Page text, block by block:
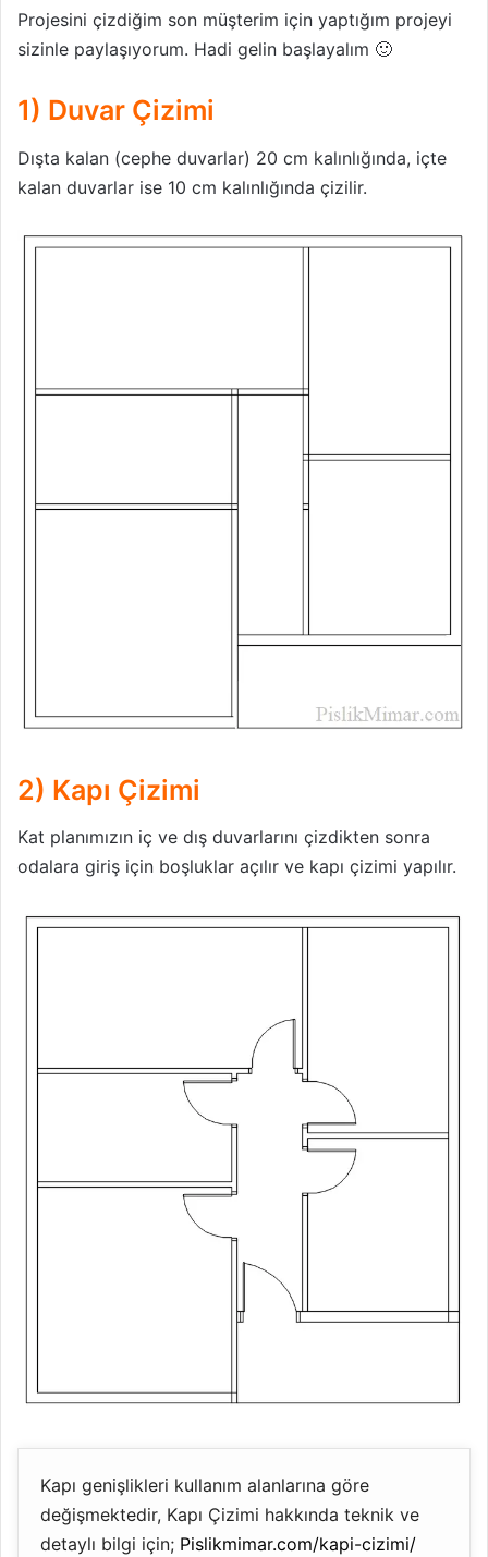
Projesini çizdiğim son müşterim için yaptığım projeyi
sizinle paylaşıyorum. Hadi gelin başlayalım 🙂
1) Duvar Çizimi
Dışta kalan (cephe duvarlar) 20 cm kalınlığında, içte
kalan duvarlar ise 10 cm kalınlığında çizilir.
2) Kapı Çizimi
Kat planımızın iç ve dış duvarlarını çizdikten sonra
odalara giriş için boşluklar açılır ve kapı çizimi yapılır.
Kapı genişlikleri kullanım alanlarına göre
değişmektedir, Kapı Çizimi hakkında teknik ve
detaylı bilgi için; Pislikmimar.com/kapi-cizimi/